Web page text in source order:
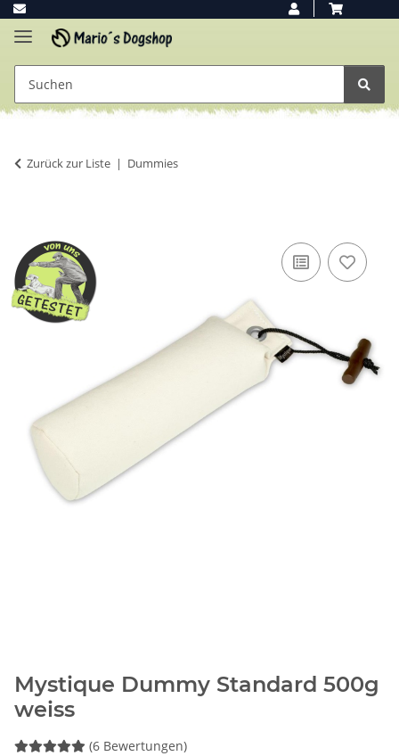
Zurück zur Liste Dummies
Mystique Dummy Standard 500g
weiss
(6 Bewertungen)